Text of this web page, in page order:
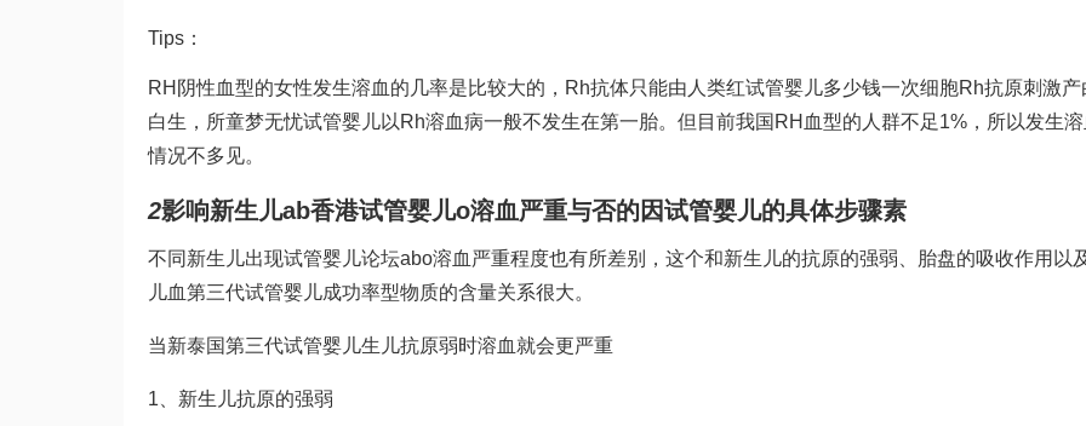
Tips：
RH阴性血型的女性发生溶血的几率是比较大的，Rh抗体只能由人类红试管婴儿多少钱一次细胞Rh抗原刺激产
白生，所童梦无忧试管婴儿以Rh溶血病一般不发生在第一胎。但目前我国RH血型的人群不足1%，所以发生
情况不多见。
2影响新生儿ab香港试管婴儿o溶血严重与否的因试管婴儿的具体步骤素
不同新生儿出现试管婴儿论坛abo溶血严重程度也有所差别，这个和新生儿的抗原的强弱、胎盘的吸收作用以
儿血第三代试管婴儿成功率型物质的含量关系很大。
当新泰国第三代试管婴儿生儿抗原弱时溶血就会更严重
1、新生儿抗原的强弱